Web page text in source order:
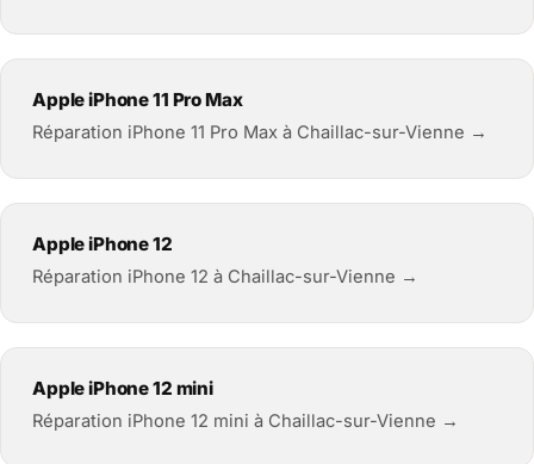
Apple iPhone 11 Pro Max
Réparation iPhone 11 Pro Max à Chaillac-sur-Vienne →
Apple iPhone 12
Réparation iPhone 12 à Chaillac-sur-Vienne →
Apple iPhone 12 mini
Réparation iPhone 12 mini à Chaillac-sur-Vienne →